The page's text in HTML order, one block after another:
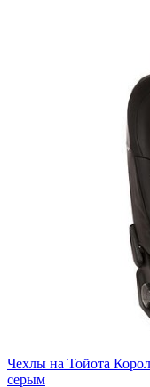
Чехлы на Тойота
серым